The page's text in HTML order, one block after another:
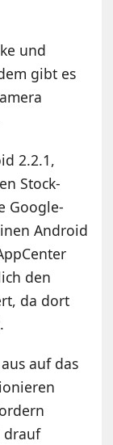
und
gibt es
2.2.1,
Stock-
Google-
Android
den
da dort
auf das
drauf